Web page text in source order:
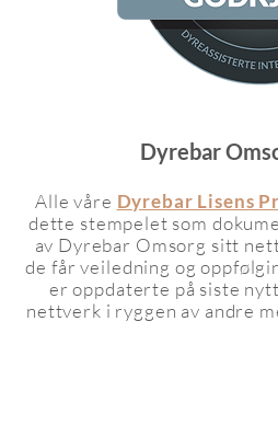
Dyrebar
Alle våre Dyrebar Lisens
dette stempelet som
av Dyrebar Omsorg sitt
de får veiledning og
er oppdaterte på siste
nettverk i ryggen av andre